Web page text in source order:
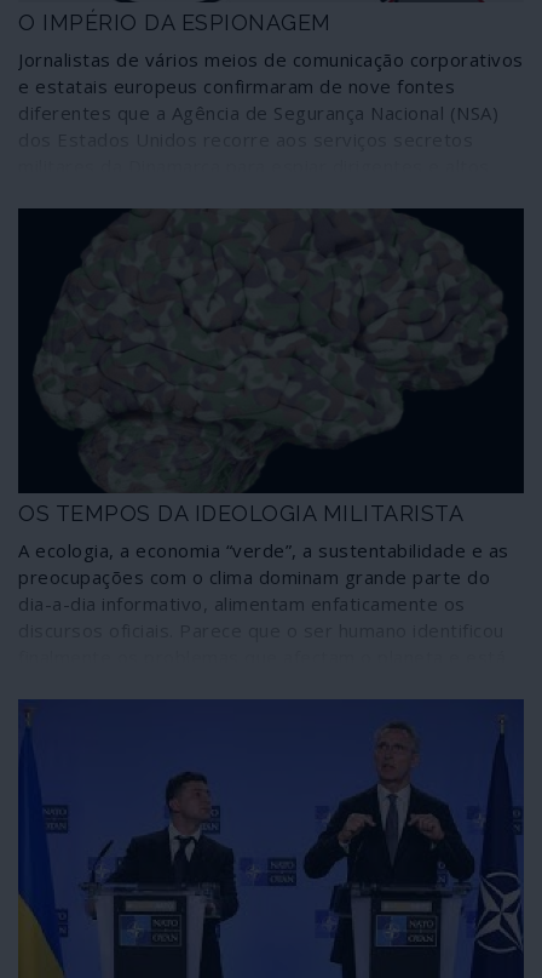
O IMPÉRIO DA ESPIONAGEM
Jornalistas de vários meios de comunicação corporativos
e estatais europeus confirmaram de nove fontes
diferentes que a Agência de Segurança Nacional (NSA)
designadamente França, Alemanha, Suécia, Noruega,
Holanda e do próprio governo dinamarquês. O assunto
não é novo, obviamente, embora seja tratado como tal.
O que fica por apurar é a extensão, profundidade e
alcance deste mecanismo agora comprovado e
denunciado: a investigação incidiu sobre um documento
resultante de uma simples situação numa gigantesca e
ao mesmo tempo capilar malha de devassa.
OS TEMPOS DA IDEOLOGIA MILITARISTA
A ecologia, a economia “verde”, a sustentabilidade e as
preocupações com o clima dominam grande parte do
dia-a-dia informativo, alimentam enfaticamente os
Nada mais falso quando do lote de preocupações
ambientais e sociais se retira deliberadamente a